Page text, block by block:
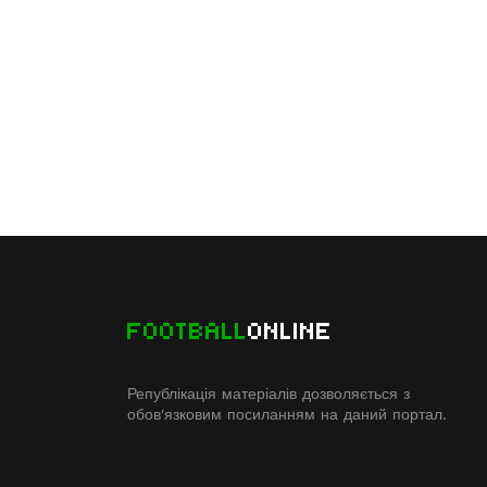
FOOTBALLONLINE
Републікація матеріалів дозволяється з
обов'язковим посиланням на даний портал.